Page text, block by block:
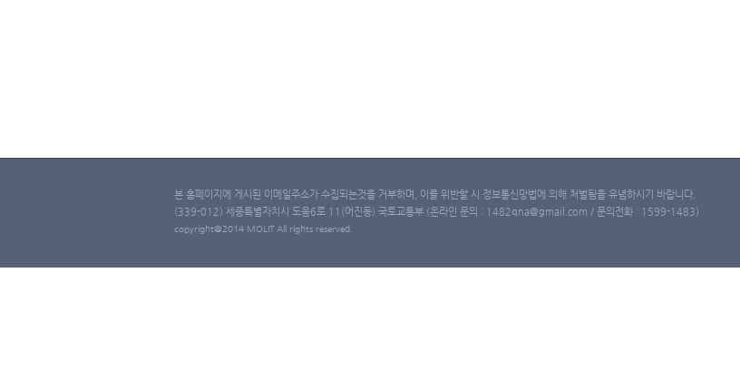
본 홈페이지에 게시된 이메일주소가 수집되는것을 거부하며, 이를 위반할 시 정보통신망법에 의해 처벌됨을 유념하시기 바랍니다.
(339-012) 세종특별자치시 도움6로 11(어진동) 국토교통부 (온라인 문의 : 1482qna@gmail.com / 문의전화 : 1599-1483)
copyright@2014 MOLIT All rights reserved.